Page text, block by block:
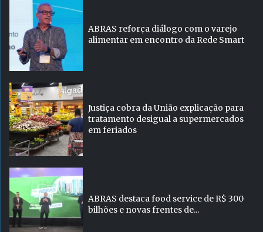
ABRAS reforça diálogo com o varejo
alimentar em encontro da Rede Smart
Justiça cobra da União explicação para
tratamento desigual a supermercados
em feriados
ABRAS destaca food service de R$ 300
bilhões e novas frentes de...